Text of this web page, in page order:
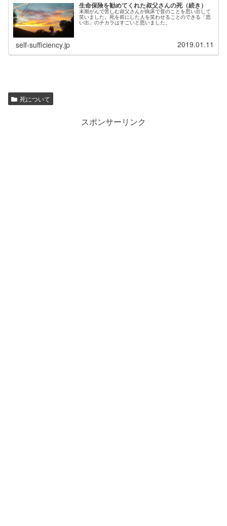
生命保険を勧めてくれた叔父さんの死（続き）
末期がんで苦しむ叔父さんが病床で昔のことを思い出して
笑いました。死を前にした人を笑わせることのできる「思
い出」のチカラはすごいと思いました。
self-sufficiency.jp 2019.01.11
死について
スポンサーリンク